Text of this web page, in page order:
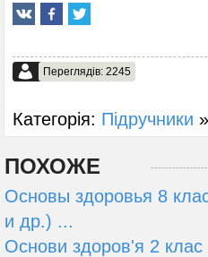
Переглядів: 2245
Категорія: Підручники »
ПОХОЖЕ
Основы здоровья 8
и др.) ...
Основи здоров'я 2